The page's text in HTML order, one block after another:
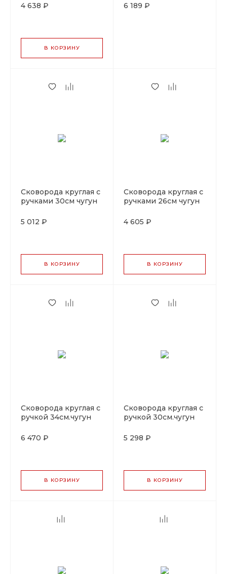
4 638 ₽
В КОРЗИНУ
23*40см.чугун LAVA
6 189 ₽
Сковорода круглая с
ручками 30см чугун
5 012 ₽
В КОРЗИНУ
Сковорода круглая с
ручками 26см чугун
4 605 ₽
В КОРЗИНУ
Сковорода круглая с
ручкой 34см.чугун
6 470 ₽
В КОРЗИНУ
Сковорода круглая с
ручкой 30см.чугун
5 298 ₽
В КОРЗИНУ